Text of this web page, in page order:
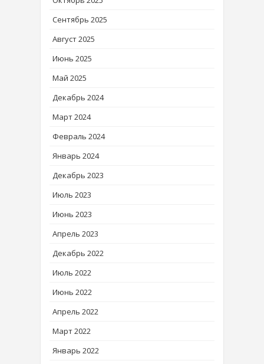
Сентябрь 2025
Август 2025
Июнь 2025
Май 2025
Декабрь 2024
Март 2024
Февраль 2024
Январь 2024
Декабрь 2023
Июль 2023
Июнь 2023
Апрель 2023
Декабрь 2022
Июль 2022
Июнь 2022
Апрель 2022
Март 2022
Январь 2022